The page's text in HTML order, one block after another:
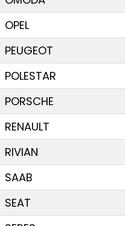
OPEL
PEUGEOT
POLESTAR
PORSCHE
RENAULT
RIVIAN
SAAB
SEAT